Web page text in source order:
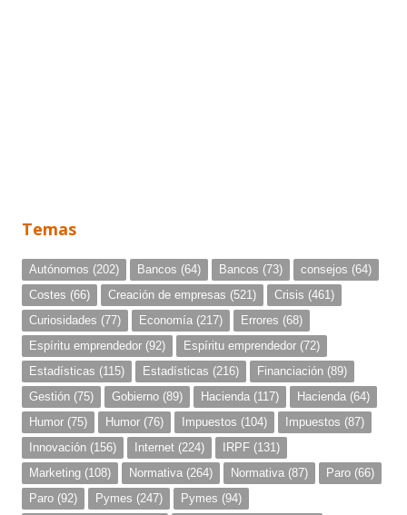
Temas
Autónomos (202) Bancos (64) Bancos (73) consejos (64)
Costes (66) Creación de empresas (521) Crisis (461)
Curiosidades (77) Economía (217) Errores (68)
Espíritu emprendedor (92) Espíritu emprendedor (72)
Estadísticas (115) Estadísticas (216) Financiación (89)
Gestión (75) Gobierno (89) Hacienda (117) Hacienda (64)
Humor (75) Humor (76) Impuestos (104) Impuestos (87)
Innovación (156) Internet (224) IRPF (131)
Marketing (108) Normativa (264) Normativa (87) Paro (66)
Paro (92) Pymes (247) Pymes (94)